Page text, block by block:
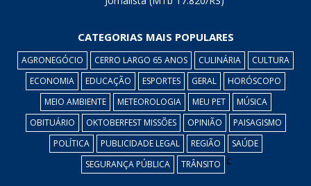
CATEGORIAS MAIS POPULARES
AGRONEGÓCIO CERRO LARGO 65 ANOS CULINÁRIA
CULTURA
ECONOMIA
EDUCAÇÃO ESPORTES GERAL
HORÓSCOPO
MEIO AMBIENTE
METEOROLOGIA MEU PET
MÚSICA
OBITUÁRIO
OKTOBERFEST MISSÕES OPINIÃO
PAISAGISMO
POLÍTICA
PUBLICIDADE LEGAL REGIÃO
SAÚDE
SEGURANÇA PÚBLICA
TRÂNSITO c